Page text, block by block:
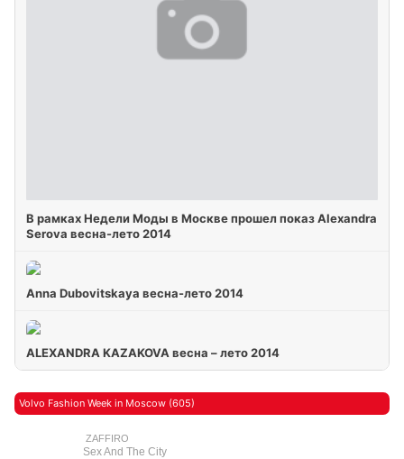
В рамках Недели Моды в Москве прошел показ Alexandra
Serova весна-лето 2014
Anna Dubovitskaya весна-лето 2014
ALEXANDRA KAZAKOVA весна – лето 2014
Volvo Fashion Week in Moscow (605)
Sex And The City
ZAFFIRO